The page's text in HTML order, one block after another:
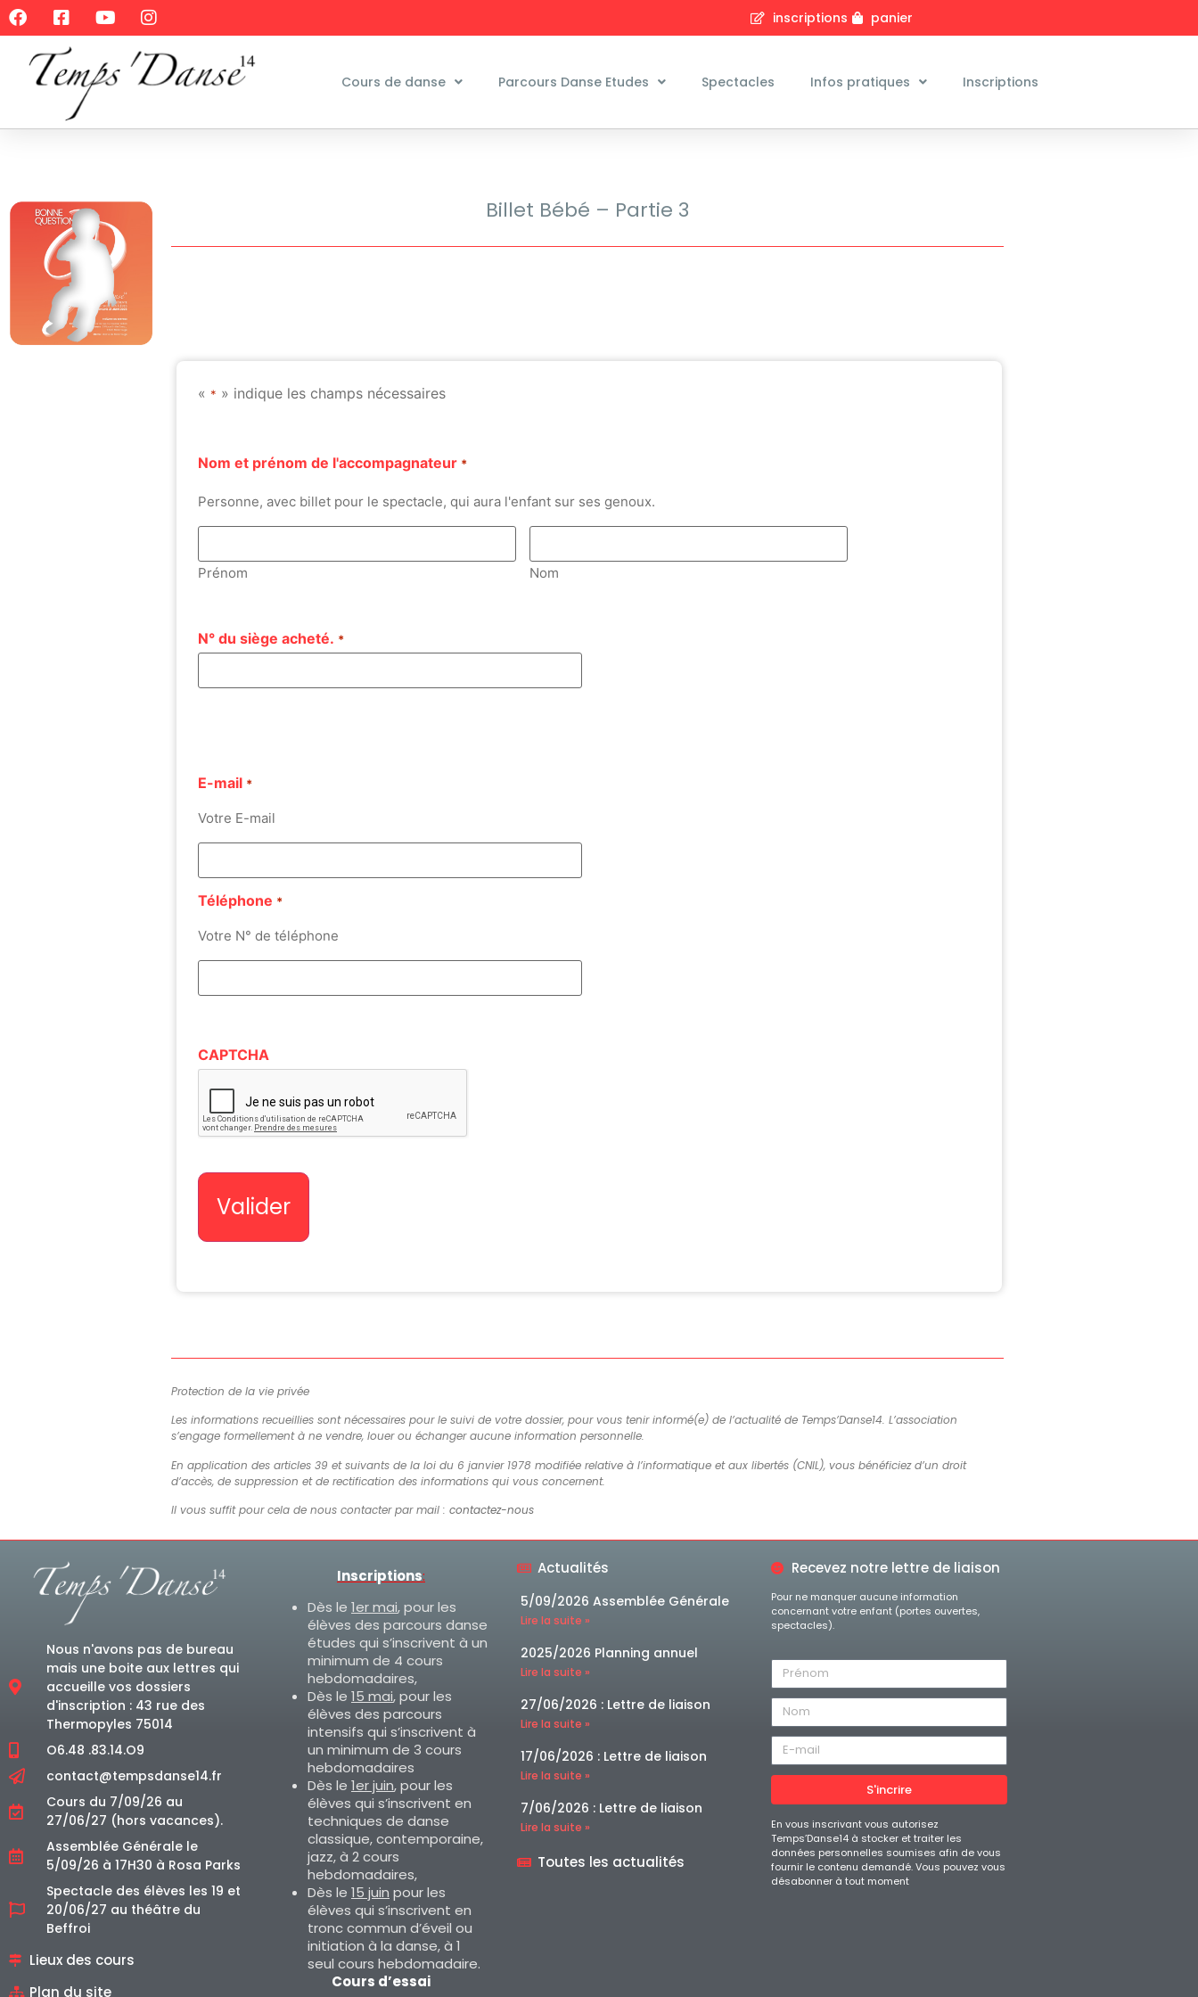
inscriptions panier
Cours de danse Parcours Danse Etudes Spectacles Infos pratiques Inscriptions
Billet Bébé – Partie 3
« * » indique les champs nécessaires
Nom et prénom de l'accompagnateur *
Personne, avec billet pour le spectacle, qui aura l'enfant sur ses genoux.
Prénom Nom
N° du siège acheté. *
E-mail *
Votre E-mail
Téléphone *
Votre N° de téléphone
CAPTCHA
Valider
Protection de la vie privée
Les informations recueillies sont nécessaires pour le suivi de votre dossier, pour vous tenir informé(e) de l’actualité de Temps’Danse14. L’association
s’engage formellement à ne vendre, louer ou échanger aucune information personnelle.
En application des articles 39 et suivants de la loi du 6 janvier 1978 modifiée relative à l’informatique et aux libertés (CNIL), vous bénéficiez d’un droit
d’accès, de suppression et de rectification des informations qui vous concernent.
Il vous suffit pour cela de nous contacter par mail :contactez-nous
Nous n'avons pas de bureau
mais une boite aux lettres qui
accueille vos dossiers
d'inscription : 43 rue des
Thermopyles 75014
O6.48 .83.14.O9
contact@tempsdanse14.fr
Cours du 7/09/26 au
27/06/27 (hors vacances).
Assemblée Générale le
5/09/26 à 17H30 à Rosa Parks
Spectacle des élèves les 19 et
20/06/27 au théâtre du
Beffroi
Lieux des cours
Plan du site
Inscriptions:
Dès le 1er mai, pour les
élèves des parcours danse
études qui s’inscrivent à un
minimum de 4 cours
hebdomadaires,
Dès le 15 mai, pour les
élèves des parcours
intensifs qui s’inscrivent à
un minimum de 3 cours
hebdomadaires
Dès le 1er juin, pour les
élèves qui s’inscrivent en
techniques de danse
classique, contemporaine,
jazz, à 2 cours
hebdomadaires,
Dès le 15 juin pour les
élèves qui s’inscrivent en
tronc commun d’éveil ou
initiation à la danse, à 1
seul cours hebdomadaire.
Cours d’essai
Actualités
5/09/2026 Assemblée Générale
Lire la suite »
2025/2026 Planning annuel
Lire la suite »
27/06/2026 : Lettre de liaison
Lire la suite »
17/06/2026 : Lettre de liaison
Lire la suite »
7/06/2026 : Lettre de liaison
Lire la suite »
Toutes les actualités
Recevez notre lettre de liaison
Pour ne manquer aucune information
concernant votre enfant (portes ouvertes,
spectacles).
S'incrire
En vous inscrivant vous autorisez
Temps’Danse14 à stocker et traiter les
données personnelles soumises afin de vous
fournir le contenu demandé. Vous pouvez vous
désabonner à tout moment